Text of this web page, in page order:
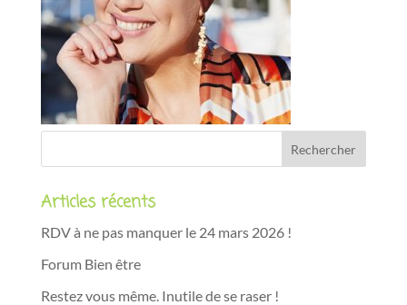
Articles récents
RDV à ne pas manquer le 24 mars 2026 !
Forum Bien être
Restez vous même. Inutile de se raser !